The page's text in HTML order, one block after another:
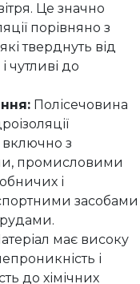
Це значно
порівняно з
тверднуть від
чутливі до
Полісечовина
включно з
промисловими
і
засобами
має високу
і
до хімічних